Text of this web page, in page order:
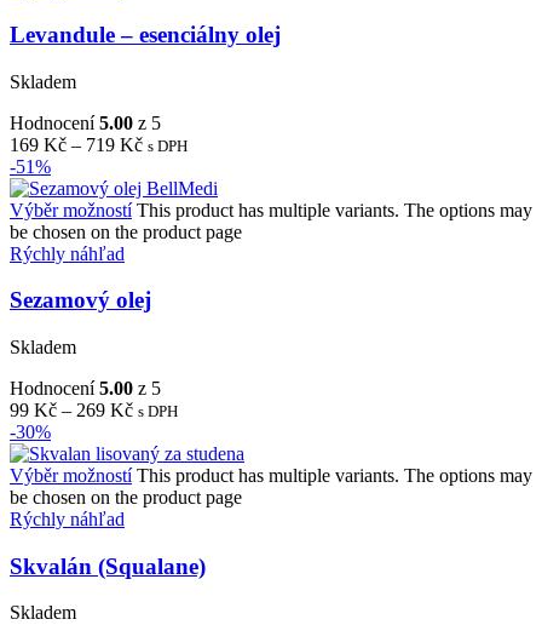
Levandule – esenciálny olej
Skladem
Hodnocení5.00 z 5
169 Kč – 719 Kč s DPH
-51%
Výběr možností This product has multiple variants. The options may
be chosen on the product page
Rýchly náhľad
Sezamový olej
Skladem
Hodnocení5.00 z 5
99 Kč – 269 Kč s DPH
-30%
Výběr možností This product has multiple variants. The options may
be chosen on the product page
Rýchly náhľad
Skvalán (Squalane)
Skladem